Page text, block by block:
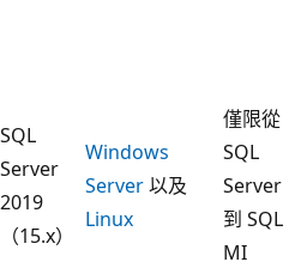
SQL
Server
2019
（15.x）
Windows
Server以及
Linux
僅限從
SQL
Server
到 SQL
MI